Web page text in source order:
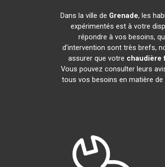
Dans la ville de Grenade, les
expérimentés est à votre
répondre à vos besoins,
d'intervention sont très brefs,
assurer que votre chaudière
Vous pouvez consulter leurs
tous vos besoins en matière